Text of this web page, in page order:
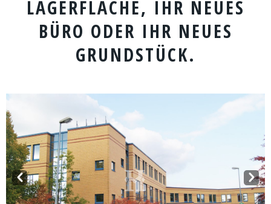
LAGERFLÄCHE, IHR NEUES
BÜRO ODER IHR NEUES
GRUNDSTÜCK.
Prev Next